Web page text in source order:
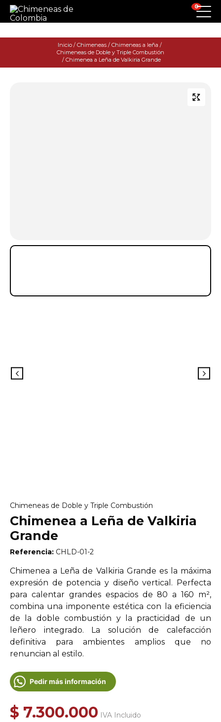
0
Inicio / Chimeneas / Chimeneas a leña /
Chimeneas de Doble y Triple Combustión
/ Chimenea a Leña de Valkiria Grande
Chimeneas de Doble y Triple Combustión
Chimenea a Leña de Valkiria
Grande
Referencia: CHLD-01-2
Chimenea a Leña de Valkiria Grande es la máxima
expresión de potencia y diseño vertical. Perfecta
para calentar grandes espacios de 80 a 160 m²,
combina una imponente estética con la eficiencia
de la doble combustión y la practicidad de un
leñero integrado. La solución de calefacción
definitiva para ambientes amplios que no
renuncian al estilo.
Pedir más información
$ 7.300.000 IVA Incluido